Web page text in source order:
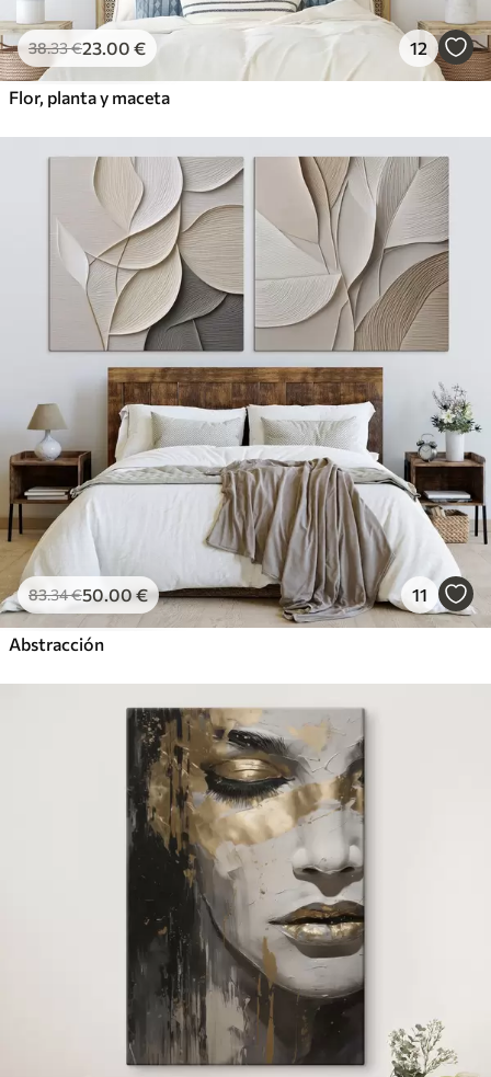
38.33€23.00 € 12
Flor, planta y maceta
83.34€50.00€ 11
Abstracción